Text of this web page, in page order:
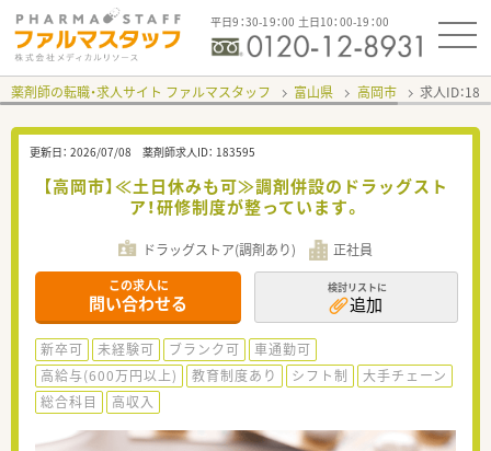
平日9：30-19：00 土日10：00-19：00
薬剤師の転職・求人サイト ファルマスタッフ 富山県 高岡市 求人ID：
更新日： 2026/07/08 薬剤師求人ID： 183595
【高岡市】≪土日休みも可≫調剤併設のドラッグスト
ア！研修制度が整っています。
ドラッグストア(調剤あり) 正社員
この求人に
問い合わせる
検討リストに
追加
新卒可 未経験可 ブランク可
車通勤可
高給与(600万円以上)
教育制度あり シフト制
大手チェーン
総合科目
高収入